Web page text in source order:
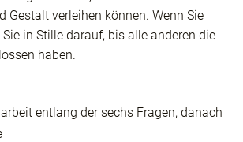
Gestalt verleihen können. Wenn Sie
in Stille darauf, bis alle anderen die
haben.
entlang der sechs Fragen, danach